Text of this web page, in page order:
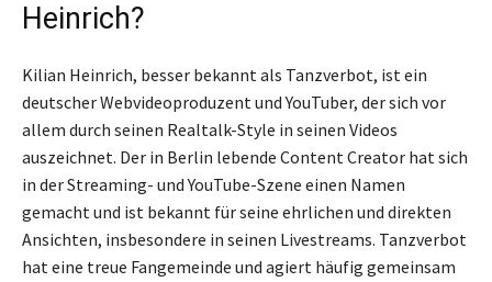
Heinrich?
Kilian Heinrich, besser bekannt als Tanzverbot, ist ein
deutscher Webvideoproduzent und YouTuber, der sich vor
allem durch seinen Realtalk-Style in seinen Videos
auszeichnet. Der in Berlin lebende Content Creator hat sich
in der Streaming- und YouTube-Szene einen Namen
gemacht und ist bekannt für seine ehrlichen und direkten
Ansichten, insbesondere in seinen Livestreams. Tanzverbot
hat eine treue Fangemeinde und agiert häufig gemeinsam